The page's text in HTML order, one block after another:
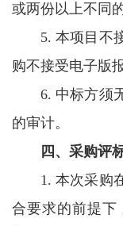
或两份以上不同
5. 本项目不
购不接受电子版
6. 中标方须
的审计。
四、采购评
1. 本次采购
合要求的前提下